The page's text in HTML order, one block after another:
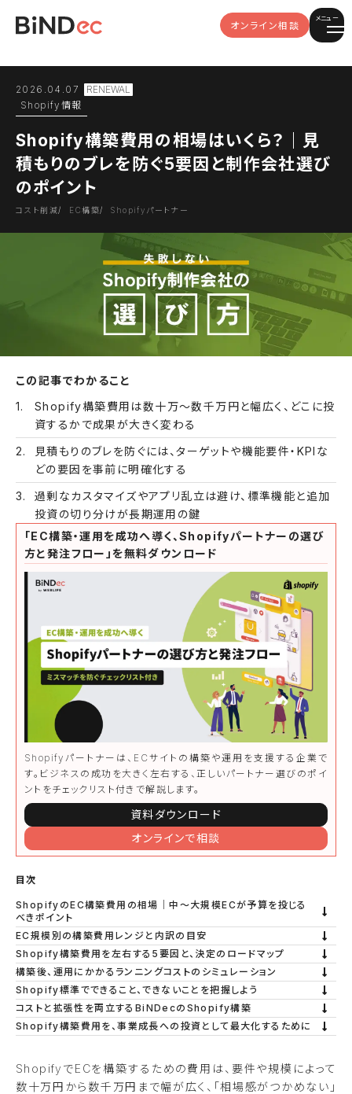
オンライン相談
メニュー
Shopify情報
2026.04.07
Shopify構築費用の相場はいくら？｜見
積もりのブレを防ぐ5要因と制作会社選び
のポイント
コスト削減 EC構築 Shopifyパートナー
この記事でわかること
Shopify構築費用は数十万〜数千万円と幅広く、どこに投
資するかで成果が大きく変わる
見積もりのブレを防ぐには、ターゲットや機能要件・KPIな
どの要因を事前に明確化する
過剰なカスタマイズやアプリ乱立は避け、標準機能と追加
投資の切り分けが長期運用の鍵
「EC構築・運用を成功へ導く、Shopifyパートナーの選び
方と発注フロー」を無料ダウンロード
Shopifyパートナーは、ECサイトの構築や運用を支援する企業で
す。ビジネスの成功を大きく左右する、正しいパートナー選びのポイ
ントをチェックリスト付きで解説します。
資料ダウンロード
オンラインで相談
目次
ShopifyのEC構築費用の相場｜中〜大規模ECが予算を投じる
べきポイント
EC規模別の構築費用レンジと内訳の目安
Shopify構築費用を左右する5要因と、決定のロードマップ
構築後、運用にかかるランニングコストのシミュレーション
Shopify標準でできること、できないことを把握しよう
コストと拡張性を両立するBiNDecのShopify構築
Shopify構築費用を、事業成長への投資として最大化するために
ShopifyでECを構築するための費用は、要件や規模によって
数十万円から数千万円まで幅が広く、「相場感がつかめない」